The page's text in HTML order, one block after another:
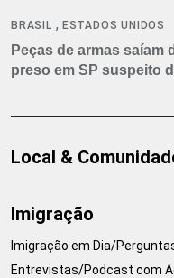
BRASIL , ESTADOS UNIDOS
Peças de armas saíam
preso em SP suspeito
Local &
Imigração
Imigração em Dia/
Entrevistas/Podcast com